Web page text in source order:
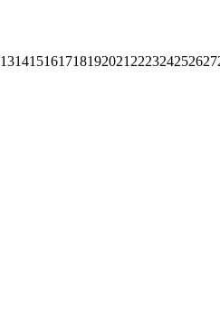
131415161718192021 222324252627